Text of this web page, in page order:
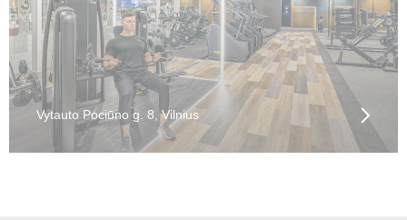
Vytauto Pociūno g. 8, Vilnius